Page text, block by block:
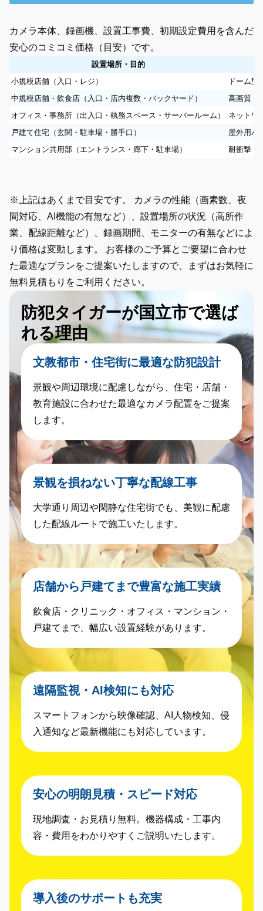
カメラ本体、録画機、設置工事費、初期設定費用を含んだ
安心のコミコミ価格（目安）です。
設置場所・目的
小規模店舗（入口・レジ）
ドーム型
中規模店舗・飲食店（入口・店内複数・バックヤード）
高画質ド
オフィス・事務所（出入口・執務スペース・サーバールーム）
ネットワ
戸建て住宅（玄関・駐車場・勝手口）
屋外用バ
マンション共用部（エントランス・廊下・駐車場）
耐衝撃ド
※上記はあくまで目安です。 カメラの性能（画素数、夜
間対応、AI機能の有無など）、設置場所の状況（高所作
業、配線距離など）、録画期間、モニターの有無などによ
り価格は変動します。 お客様のご予算とご要望に合わせ
た最適なプランをご提案いたしますので、まずはお気軽に
無料見積もりをご利用ください。
防犯タイガーが国立市で選ば
れる理由
文教都市・住宅街に最適な防犯設計
景観や周辺環境に配慮しながら、住宅・店舗・
教育施設に合わせた最適なカメラ配置をご提案
します。
景観を損ねない丁寧な配線工事
大学通り周辺や閑静な住宅街でも、美観に配慮
した配線ルートで施工いたします。
店舗から戸建てまで豊富な施工実績
飲食店・クリニック・オフィス・マンション・
戸建てまで、幅広い設置経験があります。
遠隔監視・AI検知にも対応
スマートフォンから映像確認、AI人物検知、侵
入通知など最新機能にも対応しています。
安心の明朗見積・スピード対応
現地調査・お見積り無料。機器構成・工事内
容・費用をわかりやすくご説明いたします。
導入後のサポートも充実